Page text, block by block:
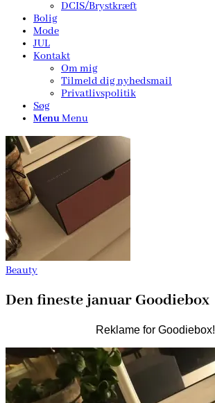
DCIS/Brystkræft
Bolig
Mode
JUL
Kontakt
Om mig
Tilmeld dig nyhedsmail
Privatlivspolitik
Søg
MenuMenu
Beauty
Den fineste januar Goodiebox
Reklame for Goodiebox!